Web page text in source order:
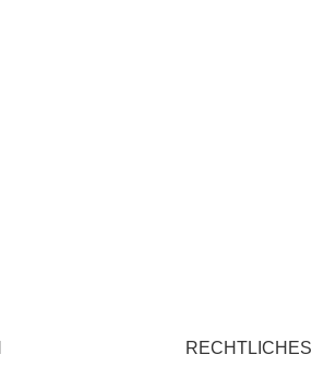
RECHTLICHES